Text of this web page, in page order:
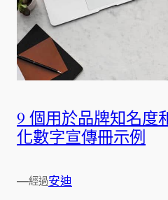
9 個用於品牌知名度
化數字宣傳冊示例
—經過安迪